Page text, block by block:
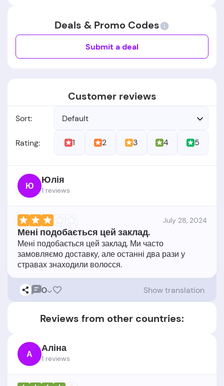
Deals & Promo Codes
Submit a deal
Customer reviews
Sort: Default
Rating: 1 2 3 4 5
Ю Юлія
1 reviews
July 28, 2024
Мені подобається цей заклад.
Мені подобається цей заклад. Ми часто
замовляємо доставку, але останні два рази у
0 Show translation
Reviews from other countries:
А Аліна
1 reviews